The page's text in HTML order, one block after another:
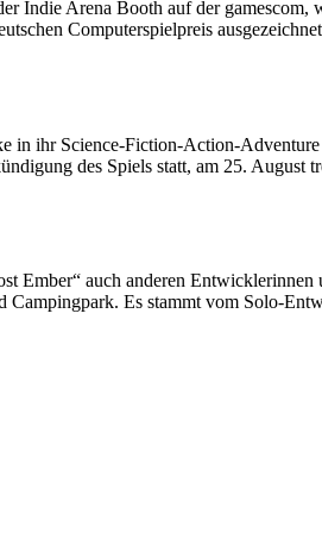
Indie Arena Booth auf der
Computerspielpreis
in ihr Science-Fiction-Action-
des Spiels statt, am 25. August
Ember“ auch anderen
Es stammt vom Solo-